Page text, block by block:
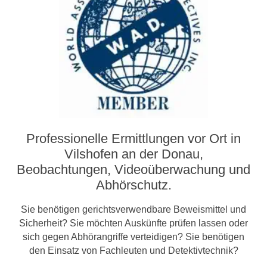
Professionelle Ermittlungen vor Ort in
Vilshofen an der Donau,
Beobachtungen, Video­­überwachung und
Abhörschutz.
Sie benötigen gerichtsverwendbare Beweismittel und
Sicherheit? Sie möchten Auskünfte prüfen lassen oder
sich gegen Abhörangriffe verteidigen? Sie benötigen
den Einsatz von Fachleuten und Detektivtechnik?